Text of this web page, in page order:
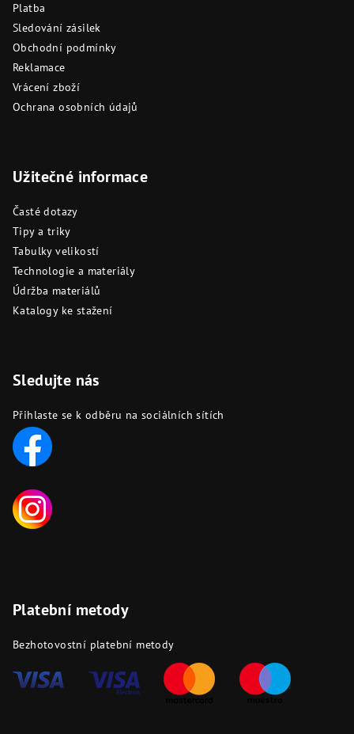
Platba
Sledování zásilek
Obchodní podmínky
Reklamace
Vrácení zboží
Ochrana osobních údajů
Užitečné informace
Časté dotazy
Tipy a triky
Tabulky velikostí
Technologie a materiály
Údržba materiálů
Katalogy ke stažení
Sledujte nás
Přihlaste se k odběru na sociálních sítích
Platební metody
Bezhotovostní platební metody